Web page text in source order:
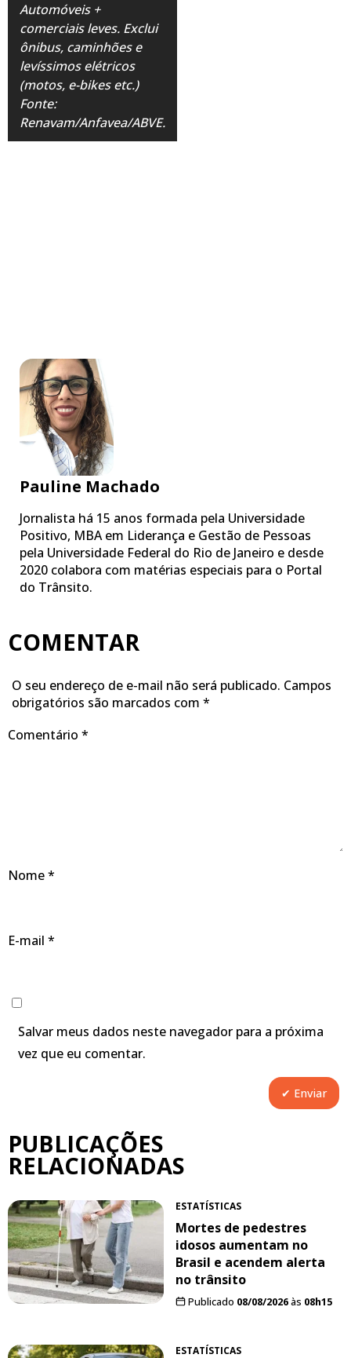
Automóveis +
comerciais leves. Exclui
ônibus, caminhões e
levíssimos elétricos
(motos, e-bikes etc.)
Fonte:
Renavam/Anfavea/ABVE.
Pauline Machado
Jornalista há 15 anos formada pela Universidade
Positivo, MBA em Liderança e Gestão de Pessoas
pela Universidade Federal do Rio de Janeiro e desde
2020 colabora com matérias especiais para o Portal
do Trânsito.
COMENTAR
O seu endereço de e-mail não será publicado. Campos
obrigatórios são marcados com *
Comentário *
Nome*
E-mail *
Salvar meus dados neste navegador para a próxima
vez que eu comentar.
PUBLICAÇÕES
RELACIONADAS
ESTATÍSTICAS
Mortes de pedestres
idosos aumentam no
Brasil e acendem alerta
no trânsito
Publicado 08/08/2026às 08h15
ESTATÍSTICAS